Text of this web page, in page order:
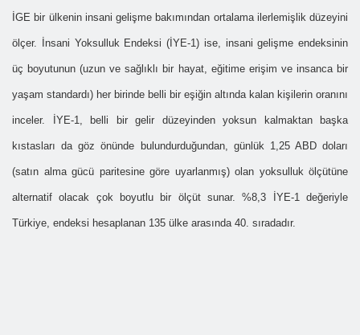
İGE bir ülkenin insani gelişme bakımından ortalama ilerlemişlik düzeyini
ölçer. İnsani Yoksulluk Endeksi (İYE-1) ise, insani gelişme endeksinin
üç boyutunun (uzun ve sağlıklı bir hayat, eğitime erişim ve insanca bir
yaşam standardı) her birinde belli bir eşiğin altında kalan kişilerin oranını
inceler. İYE-1, belli bir gelir düzeyinden yoksun kalmaktan başka
kıstasları da göz önünde bulundurduğundan, günlük 1,25 ABD doları
(satın alma gücü paritesine göre uyarlanmış) olan yoksulluk ölçütüne
alternatif olacak çok boyutlu bir ölçüt sunar. %8,3 İYE-1 değeriyle
Türkiye, endeksi hesaplanan 135 ülke arasında 40. sıradadır.